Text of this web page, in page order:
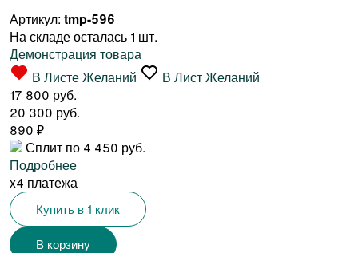
Артикул: tmp-596
На складе осталась 1 шт.
Демонстрация товара
В Листе Желаний
В Лист Желаний
17 800 руб.
20 300 руб.
890 ₽
Сплит по 4 450 руб.
Подробнее
x4 платежа
Купить в 1 клик